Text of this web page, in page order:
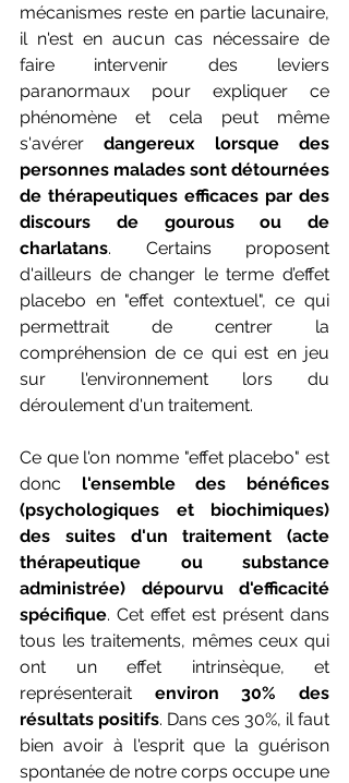
mécanismes reste en partie lacunaire,
il n'est en aucun cas nécessaire de
faire intervenir des leviers
paranormaux pour expliquer ce
phénomène et cela peut même
s'avérer dangereux lorsque des
personnes malades sont détournées
de thérapeutiques efficaces par des
discours de gourous ou de
charlatans. Certains proposent
d'ailleurs de changer le terme d’effet
placebo en "effet contextuel", ce qui
permettrait de centrer la
compréhension de ce qui est en jeu
sur l'environnement lors du
déroulement d'un traitement.
Ce que l'on nomme "effet placebo" est
donc l'ensemble des bénéfices
(psychologiques et biochimiques)
des suites d'un traitement (acte
thérapeutique ou substance
administrée) dépourvu d'efficacité
spécifique. Cet effet est présent dans
tous les traitements, mêmes ceux qui
ont un effet intrinsèque, et
représenterait environ 30% des
résultats positifs. Dans ces 30%, il faut
bien avoir à l'esprit que la guérison
spontanée de notre corps occupe une